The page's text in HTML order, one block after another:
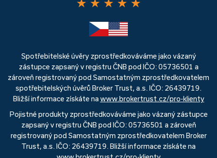
Spotřebitelské úvěry zprostředkováváme jako vázaný
zástupce zapsaný v registru ČNB pod IČO: 05736501 a
zároveň registrovaný pod Samostatným zprostředkovatelem
spotřebitelských úvěrů Broker Trust, a.s. IČO: 26439719.
Bližší informace získáte na www.brokertrust.cz/pro-klienty
Pojistné produkty zprostředkováváme jako vázaný zástupce
zapsaný v registru ČNB pod IČO: 05736501 a zároveň
registrovaný pod Samostatným zprostředkovatelem Broker
Trust, a.s. IČO: 26439719. Bližší informace získáte na